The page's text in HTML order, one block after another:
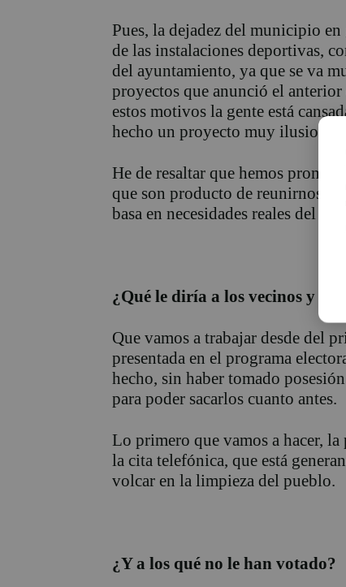
Pues, la dejadez del municipio
de las instalaciones deportivas,
del ayuntamiento, ya que se va
proyectos que anunció el
estos motivos la gente está
hecho un proyecto muy
He de resaltar que hemos
que son producto de reunirnos
basa en necesidades reales del
¿Qué le diría a los vecinos y
Que vamos a trabajar desde del
presentada en el programa
hecho, sin haber tomado
para poder sacarlos cuanto antes.
Lo primero que vamos a hacer,
la cita telefónica, que está
volcar en la limpieza del pueblo.
¿Y a los qué no le han votado?